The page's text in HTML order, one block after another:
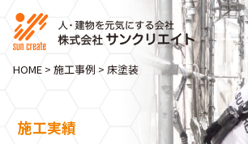
HOME> 施工事例 > 床塗装
施工実績